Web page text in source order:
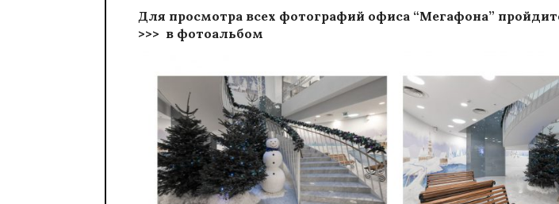
Для просмотра всех фотографий офиса “Мегафона”
>>> в фотоальбом